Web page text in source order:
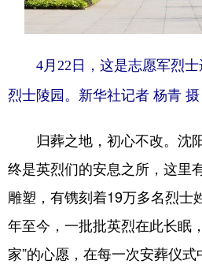
4月22日，这是志愿军烈
烈士陵园。新华社记者 杨青 摄
归葬之地，初心不改。沈
终是英烈们的安息之所，这里
雕塑，有镌刻着19万多名烈士
年至今，一批批英烈在此长眠
家”的心愿，在每一次安葬仪式